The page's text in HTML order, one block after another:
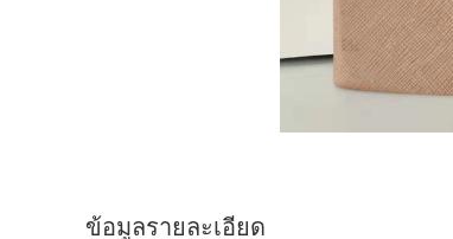
ข้อมูลรายละเอียด